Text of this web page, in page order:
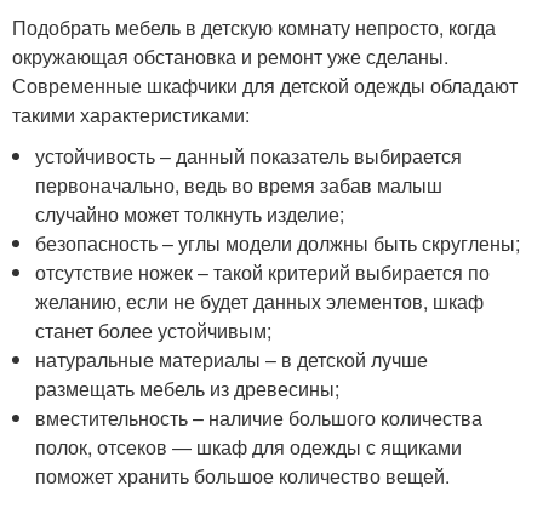
Подобрать мебель в детскую комнату непросто, когда
окружающая обстановка и ремонт уже сделаны.
Современные шкафчики для детской одежды обладают
такими характеристиками:
устойчивость – данный показатель выбирается
первоначально, ведь во время забав малыш
случайно может толкнуть изделие;
безопасность – углы модели должны быть скруглены;
отсутствие ножек – такой критерий выбирается по
желанию, если не будет данных элементов, шкаф
станет более устойчивым;
натуральные материалы – в детской лучше
размещать мебель из древесины;
вместительность – наличие большого количества
полок, отсеков — шкаф для одежды с ящиками
поможет хранить большое количество вещей.